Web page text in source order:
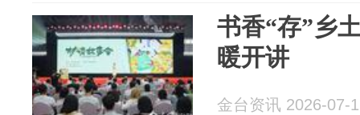
书香“存”乡
暖开讲
金台资讯 2026-07-